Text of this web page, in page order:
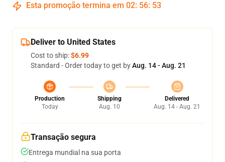
Esta promoção termina em 02: 56: 51
Deliver to United States
Cost to ship:$6.99
Standard - Order today to get byAug. 14 - Aug. 21
Production
Today
Shipping
Aug. 10
Delivered
Aug. 14 - Aug. 21
Transação segura
Entrega mundial na sua porta